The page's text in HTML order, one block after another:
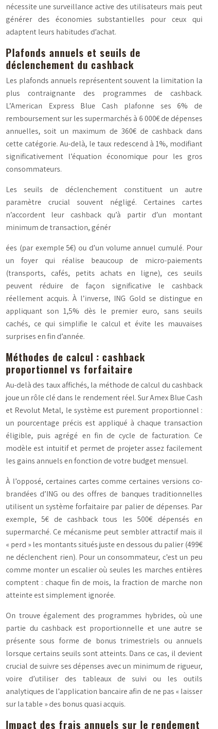
nécessite une surveillance active des utilisateurs mais peut
générer des économies substantielles pour ceux qui
adaptent leurs habitudes d’achat.
Plafonds annuels et seuils de
déclenchement du cashback
Les plafonds annuels représentent souvent la limitation la
plus contraignante des programmes de cashback.
L’American Express Blue Cash plafonne ses 6% de
remboursement sur les supermarchés à 6 000€ de dépenses
annuelles, soit un maximum de 360€ de cashback dans
cette catégorie. Au-delà, le taux redescend à 1%, modifiant
significativement l’équation économique pour les gros
consommateurs.
Les seuils de déclenchement constituent un autre
paramètre crucial souvent négligé. Certaines cartes
n’accordent leur cashback qu’à partir d’un montant
minimum de transaction, génér
ées (par exemple 5€) ou d’un volume annuel cumulé. Pour
un foyer qui réalise beaucoup de micro-paiements
(transports, cafés, petits achats en ligne), ces seuils
peuvent réduire de façon significative le cashback
réellement acquis. À l’inverse, ING Gold se distingue en
appliquant son 1,5% dès le premier euro, sans seuils
cachés, ce qui simplifie le calcul et évite les mauvaises
surprises en fin d’année.
Méthodes de calcul : cashback
proportionnel vs forfaitaire
Au-delà des taux affichés, la méthode de calcul du cashback
joue un rôle clé dans le rendement réel. Sur Amex Blue Cash
et Revolut Metal, le système est purement proportionnel :
un pourcentage précis est appliqué à chaque transaction
éligible, puis agrégé en fin de cycle de facturation. Ce
modèle est intuitif et permet de projeter assez facilement
les gains annuels en fonction de votre budget mensuel.
À l’opposé, certaines cartes comme certaines versions co-
brandées d’ING ou des offres de banques traditionnelles
utilisent un système forfaitaire par palier de dépenses. Par
exemple, 5€ de cashback tous les 500€ dépensés en
supermarché. Ce mécanisme peut sembler attractif mais il
« perd » les montants situés juste en dessous du palier (499€
ne déclenchent rien). Pour un consommateur, c’est un peu
comme monter un escalier où seules les marches entières
comptent : chaque fin de mois, la fraction de marche non
atteinte est simplement ignorée.
On trouve également des programmes hybrides, où une
partie du cashback est proportionnelle et une autre se
présente sous forme de bonus trimestriels ou annuels
lorsque certains seuils sont atteints. Dans ce cas, il devient
crucial de suivre ses dépenses avec un minimum de rigueur,
voire d’utiliser des tableaux de suivi ou les outils
analytiques de l’application bancaire afin de ne pas « laisser
sur la table » des bonus quasi acquis.
Impact des frais annuels sur le rendement